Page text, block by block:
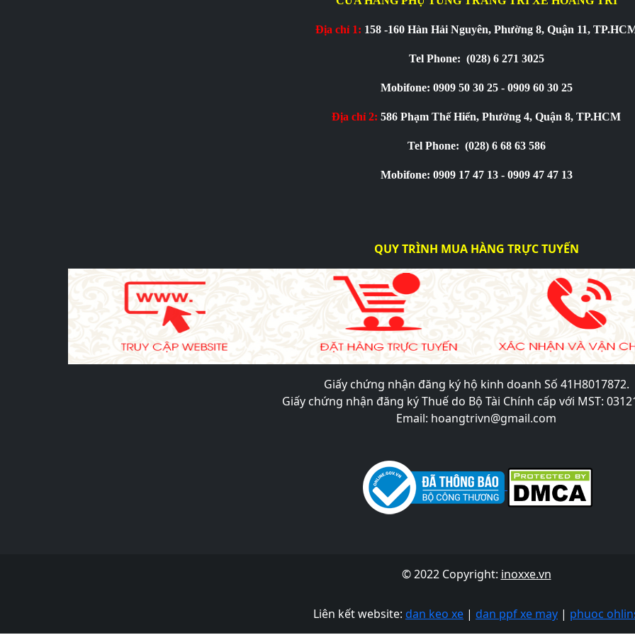
Địa chỉ 1: 158 -160 Hàn Hải Nguyên, Phường 8, Quận 11,
Tel Phone: (028) 6 271 3025
Mobifone: 0909 50 30 25 - 0909 60 30 25
Địa chỉ 2: 586 Phạm Thế Hiển, Phường 4, Quận 8, TP.HCM
Tel Phone: (028) 6 68 63 586
Mobifone: 0909 17 47 13 - 0909 47 47 13
QUY TRÌNH MUA HÀNG TRỰC TUYẾN
Giấy chứng nhận đăng ký hộ kinh doanh Số 41H8017872.
Giấy chứng nhận đăng ký Thuế do Bộ Tài Chính cấp với MST:
Email: hoangtrivn@gmail.com
© 2022 Copyright: inoxxe.vn
Liên kết website: dan keo xe | dan ppf xe may | phuoc